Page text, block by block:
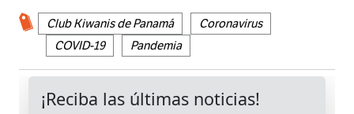
Club Kiwanis de Panamá
Coronavirus
COVID-19
Pandemia